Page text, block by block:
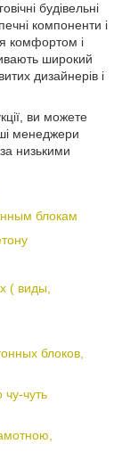
будівельні
компоненти і
комфортом і
широкий
дизайнерів і
ви можете
менеджери
низькими
блокам
( виды,
блоков,
чуть